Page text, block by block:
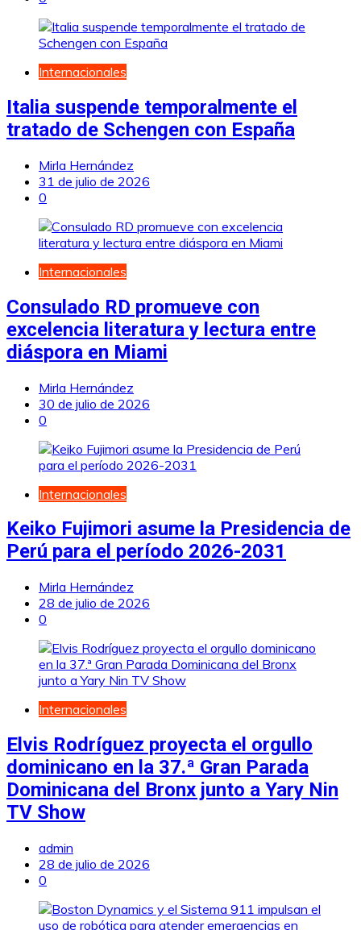
Internacionales
Italia suspende temporalmente el
tratado de Schengen con España
Mirla Hernández
31 de julio de 2026
0
Internacionales
Consulado RD promueve con
excelencia literatura y lectura entre
diáspora en Miami
Mirla Hernández
30 de julio de 2026
0
Internacionales
Keiko Fujimori asume la Presidencia de
Perú para el período 2026-2031
Mirla Hernández
28 de julio de 2026
0
Internacionales
Elvis Rodríguez proyecta el orgullo
dominicano en la 37.ª Gran Parada
Dominicana del Bronx junto a Yary Nin
TV Show
admin
28 de julio de 2026
0